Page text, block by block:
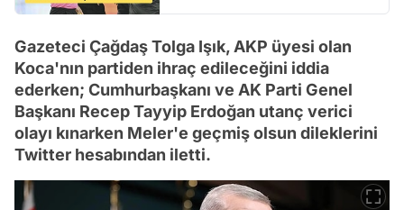
Gazeteci Çağdaş Tolga Işık, AKP üyesi olan
Koca'nın partiden ihraç edileceğini iddia
ederken; Cumhurbaşkanı ve AK Parti Genel
Başkanı Recep Tayyip Erdoğan utanç verici
olayı kınarken Meler'e geçmiş olsun dileklerini
Twitter hesabından iletti.